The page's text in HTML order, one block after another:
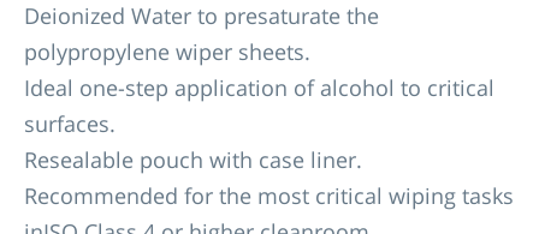
Deionized Water to presaturate the
polypropylene wiper sheets.
Ideal one-step application of alcohol to critical
surfaces.
Resealable pouch with case liner.
Recommended for the most critical wiping tasks